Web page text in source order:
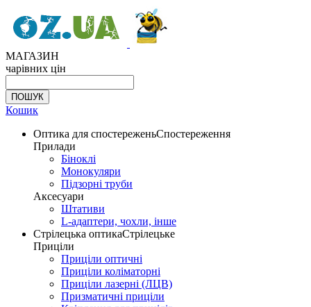
МАГАЗИН
чарівних цін
Кошик
Оптика для спостереженьСпостереження
Прилади
Біноклі
Монокуляри
Підзорні труби
Аксесуари
Штативи
L-адаптери, чохли, інше
Стрілецька оптикаСтрілецьке
Приціли
Приціли оптичні
Приціли коліматорні
Приціли лазерні (ЛЦВ)
Призматичні приціли